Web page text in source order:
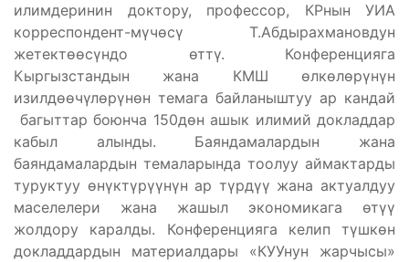
илимдеринин доктору, профессор, КРнын УИА
корреспондент-мүчөсү Т.Абдырахмановдун
жетектөөсүндо өттү. Конференцияга
Кыргызстандын жана КМШ өлкөлөрүнүн
изилдөөчүлөрүнөн темага байланыштуу ар кандай
багыттар боюнча 150дөн ашык илимий докладдар
кабыл алынды. Баяндамалардын жана
баяндамалардын темаларында тоолуу аймактарды
туруктуу өнүктүрүүнүн ар түрдүү жана актуалдуу
маселелери жана жашыл экономикага өтүү
жолдору каралды. Конференцияга келип түшкөн
докладдардын материалдары «КУУнун жарчысы»